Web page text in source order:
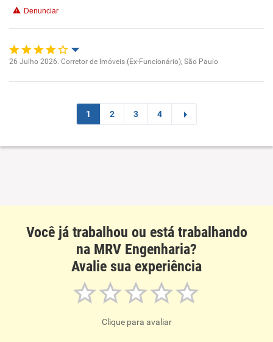
Benefícios
Recomenda esta empresa
Denunciar
Ambiente de trabalho
26 Julho 2026. Corretor de Imóveis (Ex-Funcionário), São Paulo
1 2 3 4
Você já trabalhou ou está trabalhando
na MRV Engenharia?
Avalie sua experiência
Clique para avaliar